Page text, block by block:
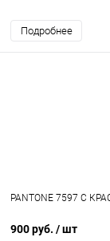
Подробнее
PANTONE 7597 C
900 руб. / шт